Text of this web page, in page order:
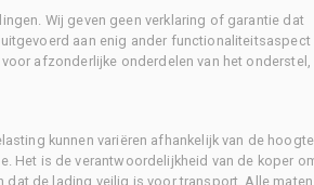
Wij geven geen verklaring of garantie dat
aan enig ander functionaliteitsaspect
afzonderlijke onderdelen van het onderstel,
kunnen variëren afhankelijk van de hoogte
Het is de verantwoordelijkheid van de koper
dat de lading veilig is voor transport. Alle maten